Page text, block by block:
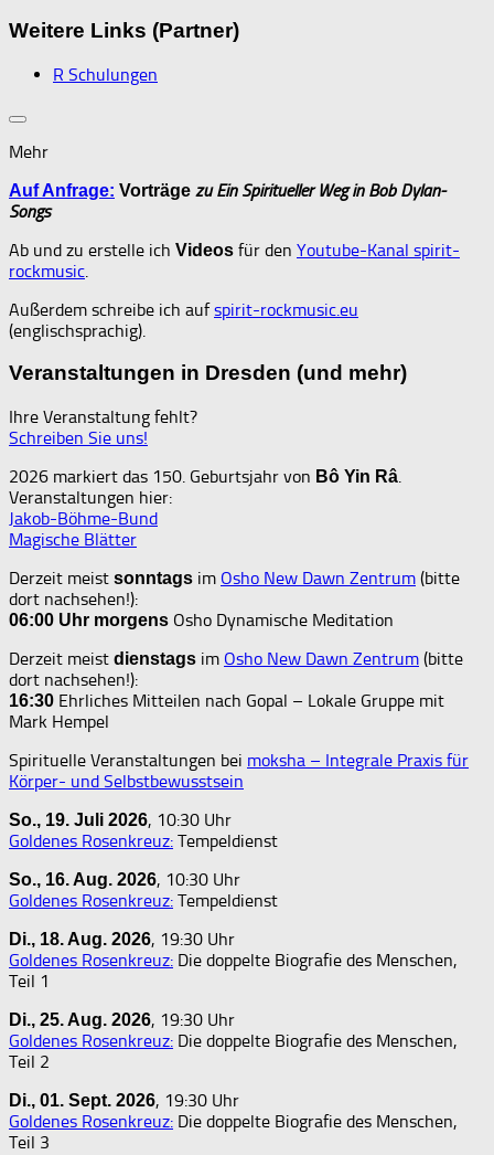
Weitere Links (Partner)
R Schulungen
Mehr
Auf Anfrage: Vorträge zu Ein Spiritueller Weg in Bob Dylan-
Songs
Ab und zu erstelle ich Videos für den Youtube-Kanal spirit-
rockmusic
Außerdem schreibe ich aufspirit-rockmusic.eu
(englischsprachig).
Veranstaltungen in Dresden (und mehr)
Ihre Veranstaltung fehlt?
Schreiben Sie uns!
2026 markiert das 150. Geburtsjahr von Bô Yin Râ.
Veranstaltungen hier:
Jakob-Böhme-Bund
Magische Blätter
Derzeit meist sonntags im Osho New Dawn Zentrum (bitte
dort nachsehen!):
06:00 Uhr morgens Osho Dynamische Meditation
Derzeit meist dienstags im Osho New Dawn Zentrum (bitte
dort nachsehen!):
16:30 Ehrliches Mitteilen nach Gopal – Lokale Gruppe mit
Mark Hempel
Spirituelle Veranstaltungen bei moksha – Integrale Praxis für
Körper- und Selbstbewusstsein
So., 19. Juli 2026, 10:30 Uhr
Goldenes Rosenkreuz: Tempeldienst
So., 16. Aug. 2026, 10:30 Uhr
Goldenes Rosenkreuz: Tempeldienst
Di., 18. Aug. 2026, 19:30 Uhr
Goldenes Rosenkreuz: Die doppelte Biografie des Menschen,
Teil 1
Di., 25. Aug. 2026, 19:30 Uhr
Goldenes Rosenkreuz: Die doppelte Biografie des Menschen,
Teil 2
Di., 01. Sept. 2026, 19:30 Uhr
Goldenes Rosenkreuz: Die doppelte Biografie des Menschen,
Teil 3